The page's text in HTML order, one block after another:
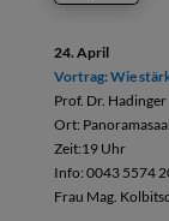
24. April
Vortrag: Wie
Prof. Dr. Hadinger
Ort:
Zeit:19 Uhr
Info: 0043 5574
Frau Mag.